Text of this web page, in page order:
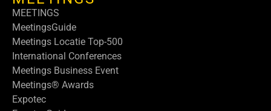
MEETINGS
MeetingsGuide
Meetings Locatie Top-500
International Conferences
Meetings Business Event
Meetings® Awards
Expotec